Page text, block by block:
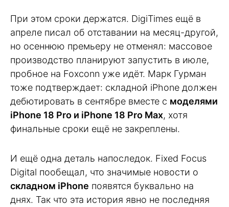
При этом сроки держатся. DigiTimes ещё в
апреле писал об отставании на месяц-другой,
но осеннюю премьеру не отменял: массовое
производство планируют запустить в июле,
пробное на Foxconn уже идёт. Марк Гурман
тоже подтверждает: складной iPhone должен
дебютировать в сентябре вместе с моделями
iPhone 18 Pro и iPhone 18 Pro Max, хотя
финальные сроки ещё не закреплены.
И ещё одна деталь напоследок. Fixed Focus
Digital пообещал, что значимые новости о
складном iPhone появятся буквально на
днях. Так что эта история явно не последняя